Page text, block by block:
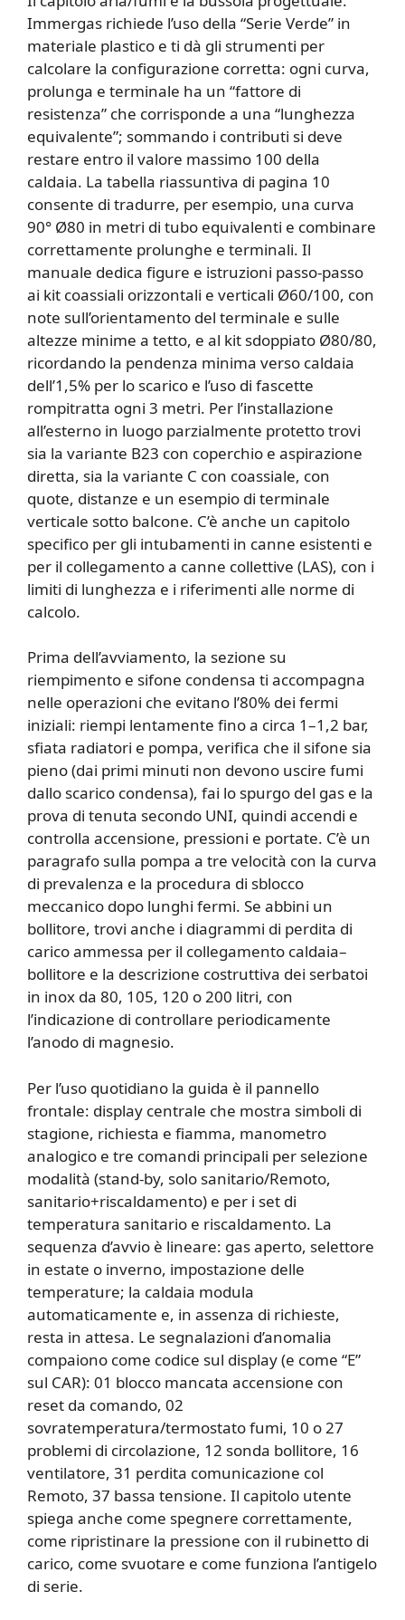
Immergas richiede l’uso della “Serie Verde” in
materiale plastico e ti dà gli strumenti per
calcolare la configurazione corretta: ogni curva,
prolunga e terminale ha un “fattore di
resistenza” che corrisponde a una “lunghezza
equivalente”; sommando i contributi si deve
restare entro il valore massimo 100 della
caldaia. La tabella riassuntiva di pagina 10
consente di tradurre, per esempio, una curva
90° Ø80 in metri di tubo equivalenti e combinare
correttamente prolunghe e terminali. Il
manuale dedica figure e istruzioni passo-passo
ai kit coassiali orizzontali e verticali Ø60/100, con
note sull’orientamento del terminale e sulle
altezze minime a tetto, e al kit sdoppiato Ø80/80,
ricordando la pendenza minima verso caldaia
dell’1,5% per lo scarico e l’uso di fascette
rompitratta ogni 3 metri. Per l’installazione
all’esterno in luogo parzialmente protetto trovi
sia la variante B23 con coperchio e aspirazione
diretta, sia la variante C con coassiale, con
quote, distanze e un esempio di terminale
verticale sotto balcone. C’è anche un capitolo
specifico per gli intubamenti in canne esistenti e
per il collegamento a canne collettive (LAS), con i
limiti di lunghezza e i riferimenti alle norme di
calcolo.
Prima dell’avviamento, la sezione su
riempimento e sifone condensa ti accompagna
nelle operazioni che evitano l’80% dei fermi
iniziali: riempi lentamente fino a circa 1–1,2 bar,
sfiata radiatori e pompa, verifica che il sifone sia
pieno (dai primi minuti non devono uscire fumi
dallo scarico condensa), fai lo spurgo del gas e la
prova di tenuta secondo UNI, quindi accendi e
controlla accensione, pressioni e portate. C’è un
paragrafo sulla pompa a tre velocità con la curva
di prevalenza e la procedura di sblocco
meccanico dopo lunghi fermi. Se abbini un
bollitore, trovi anche i diagrammi di perdita di
carico ammessa per il collegamento caldaia–
bollitore e la descrizione costruttiva dei serbatoi
in inox da 80, 105, 120 o 200 litri, con
l’indicazione di controllare periodicamente
l’anodo di magnesio.
Per l’uso quotidiano la guida è il pannello
frontale: display centrale che mostra simboli di
stagione, richiesta e fiamma, manometro
analogico e tre comandi principali per selezione
modalità (stand-by, solo sanitario/Remoto,
sanitario+riscaldamento) e per i set di
temperatura sanitario e riscaldamento. La
sequenza d’avvio è lineare: gas aperto, selettore
in estate o inverno, impostazione delle
temperature; la caldaia modula
automaticamente e, in assenza di richieste,
resta in attesa. Le segnalazioni d’anomalia
compaiono come codice sul display (e come “E”
sul CAR): 01 blocco mancata accensione con
reset da comando, 02
sovratemperatura/termostato fumi, 10 o 27
problemi di circolazione, 12 sonda bollitore, 16
ventilatore, 31 perdita comunicazione col
Remoto, 37 bassa tensione. Il capitolo utente
spiega anche come spegnere correttamente,
come ripristinare la pressione con il rubinetto di
carico, come svuotare e come funziona l’antigelo
di serie.